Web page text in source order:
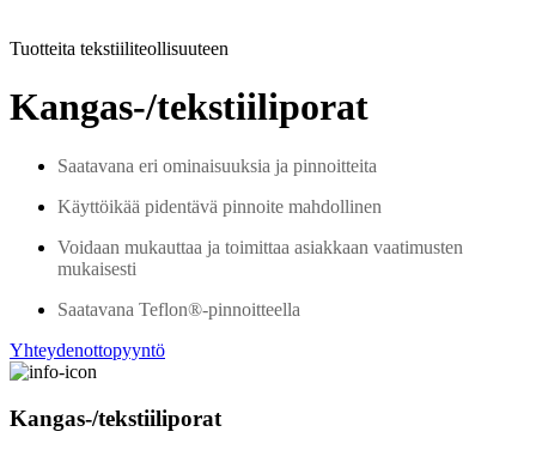
Tuotteita tekstiiliteollisuuteen
Kangas-/tekstiiliporat
Saatavana eri ominaisuuksia ja pinnoitteita
Käyttöikää pidentävä pinnoite mahdollinen
Voidaan mukauttaa ja toimittaa asiakkaan vaatimusten
mukaisesti
Saatavana Teflon®-pinnoitteella
Yhteydenottopyyntö
Kangas-/tekstiiliporat